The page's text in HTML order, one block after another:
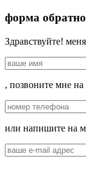
форма
Здравствуйте!
, позвоните мне
или напишите на